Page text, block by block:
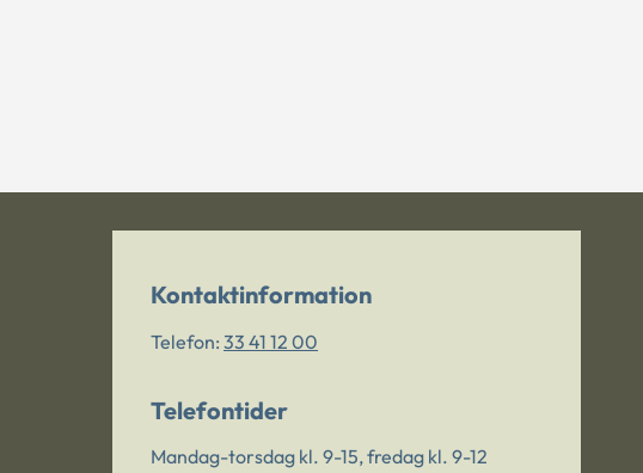
Kontaktinformation
Telefon: 33 41 12 00
Telefontider
Mandag-torsdag kl. 9-15, fredag kl. 9-12